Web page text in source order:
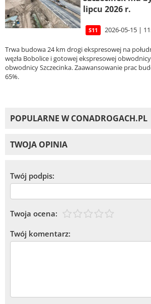
lipcu 2026 r.
S11 2026-05-15 |
Trwa budowa 24 km drogi ekspresowej na
węzła Bobolice i gotowej ekspresowej
obwodnicy Szczecinka. Zaawansowanie prac
65%.
POPULARNE W CONADROGACH.PL
TWOJA OPINIA
Twój podpis:
Twoja ocena:
Twój komentarz: